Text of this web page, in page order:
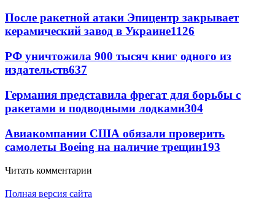
После ракетной атаки Эпицентр закрывает
керамический завод в Украине1126
РФ уничтожила 900 тысяч книг одного из
издательств637
Германия представила фрегат для борьбы с
ракетами и подводными лодками304
Авиакомпании США обязали проверить
самолеты Boeing на наличие трещин193
Читать комментарии
Полная версия сайта